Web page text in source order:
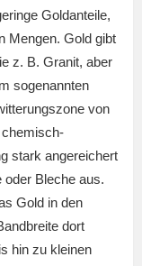
Goldanteile,
Mengen. Gold gibt
z. B. Granit, aber
sogenannten
von
stark angereichert
oder Bleche aus.
Gold in den
dort
hin zu kleinen